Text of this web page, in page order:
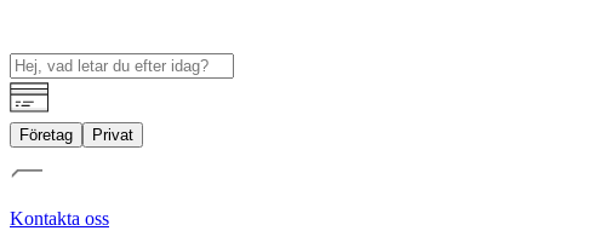
Företag Privat
Kontakta oss